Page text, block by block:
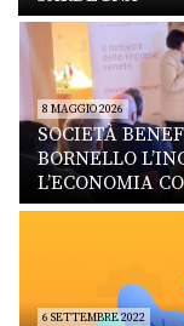
8 MAGGIO 2026
SOCIETÀ
BORNELLO
L’ECONOMIA
6 SETTEMBRE 2022